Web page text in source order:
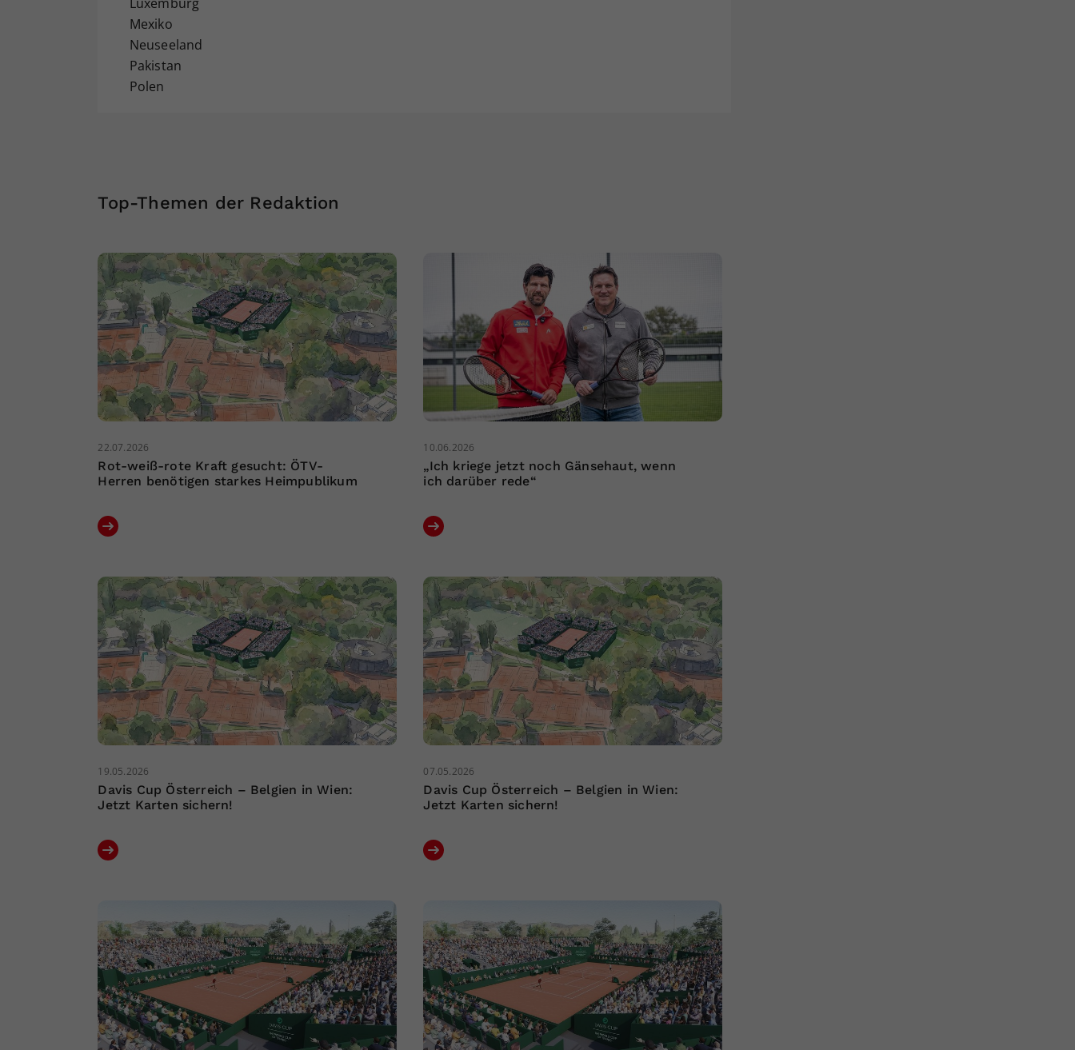
Mexiko
Neuseeland
Pakistan
Polen
Top-Themen der Redaktion
22.07.2026
Rot-weiß-rote Kraft gesucht: ÖTV-
Herren benötigen starkes Heimpublikum
10.06.2026
„Ich kriege jetzt noch Gänsehaut, wenn
ich darüber rede“
19.05.2026
Davis Cup Österreich – Belgien in Wien:
Jetzt Karten sichern!
07.05.2026
Davis Cup Österreich – Belgien in Wien:
Jetzt Karten sichern!